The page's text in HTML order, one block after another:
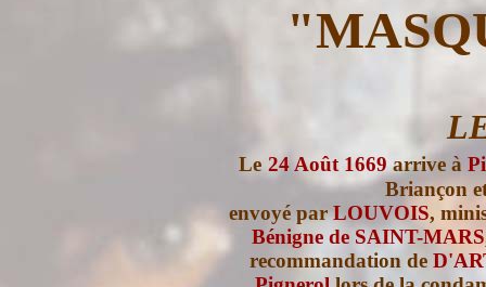
Le 24 Août 1669 arrive à
Briançon
envoyé parLOUVOIS,
Bénigne de SAINT-MARS
recommandation de